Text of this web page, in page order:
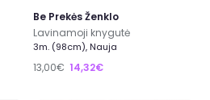
Be Prekės Ženklo
Lavinamoji knygutė
3m. (98cm), Nauja
13,00€ 14,32€